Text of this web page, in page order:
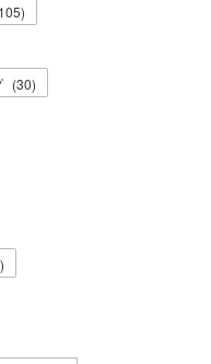
105)
(30)
)